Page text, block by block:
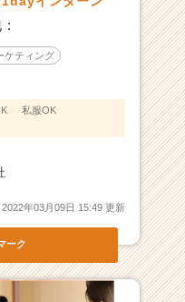
ーク
ケティング
私服OK
2022年03月09日 15:49 更新